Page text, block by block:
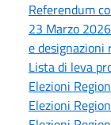
Referendum
23 Marzo
e
Lista di leva
Elezioni
Elezioni